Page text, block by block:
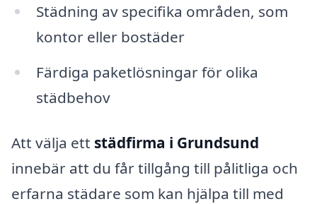
Städning av specifika områden, som
kontor eller bostäder
Färdiga paketlösningar för olika
städbehov
Att välja ett städfirma i Grundsund
innebär att du får tillgång till pålitliga och
erfarna städare som kan hjälpa till med